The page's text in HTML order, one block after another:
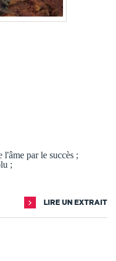
l'âme par le succès ;
;
LIRE UN EXTRAIT